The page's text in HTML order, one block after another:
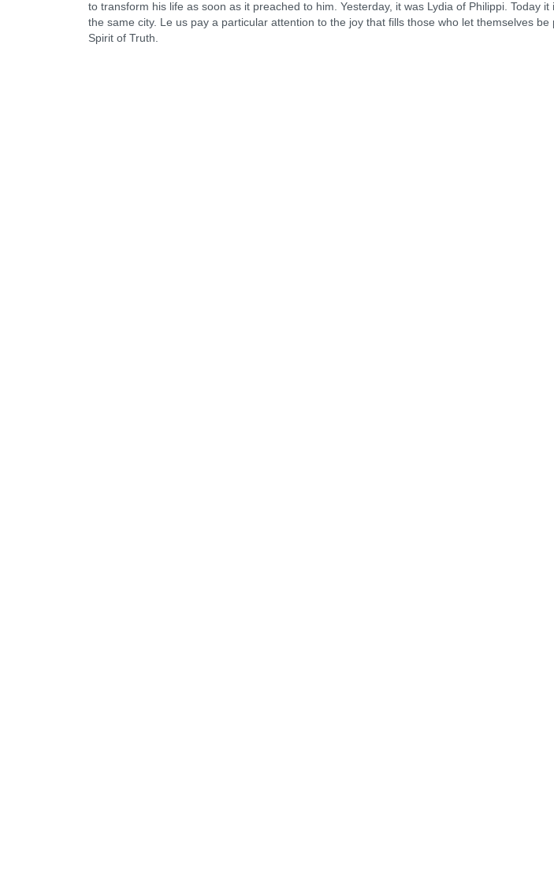
to transform his life as soon as it preached to him. Yesterday, it was Lydia of Philippi. Today
the same city. Le us pay a particular attention to the joy that fills those who let themselves
Spirit of Truth.